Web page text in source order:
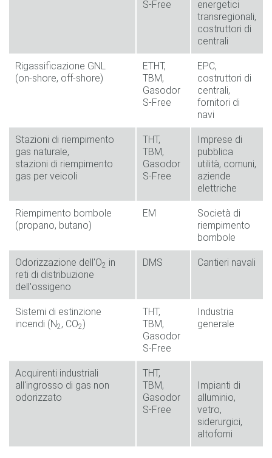
S-Free
energetici
transregionali,
costruttori di
centrali
Rigassificazione GNL
(on-shore, off-shore)
ETHT,
TBM,
Gasodor
S-Free
EPC,
costruttori di
centrali,
fornitori di
navi
Stazioni di riempimento
gas naturale,
stazioni di riempimento
gas per veicoli
THT,
TBM,
Gasodor
S-Free
Imprese di
pubblica
utilità, comuni,
aziende
elettriche
Riempimento bombole
(propano, butano)
EM
Società di
riempimento
bombole
Odorizzazione dell'O2 in
reti di distribuzione
dell'ossigeno
DMS Cantieri navali
Sistemi di estinzione
incendi (N2, CO2)
THT,
TBM,
Gasodor
S-Free
Industria
generale
Acquirenti industriali
all'ingrosso di gas non
odorizzato
THT,
TBM,
Gasodor
S-Free
Impianti di
alluminio,
vetro,
siderurgici,
altoforni